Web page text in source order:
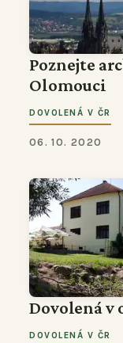
Poznejte
Olomouci
DOVOLENÁ V ČR
06. 10. 2020
Dovolená v
DOVOLENÁ V ČR